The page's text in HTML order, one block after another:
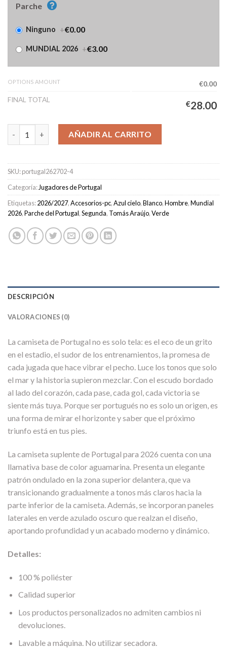
Parche
Ninguno +€0.00
MUNDIAL 2026 +€3.00
OPTIONS AMOUNT
€0.00
FINAL TOTAL
€28.00
Camiseta Portugal Segunda Equipación Hombre 2026/2027 -
AÑADIR AL CARRITO
SKU:portugal262702-4
Categoría:Jugadores de Portugal
Etiquetas:2026/2027,Accesorios-pc,Azul cielo,Blanco,Hombre,Mundial
2026,Parche del Portugal,Segunda, Tomás Araújo,Verde
DESCRIPCIÓN
VALORACIONES (0)
La camiseta de Portugal no es solo tela: es el eco de un grito
en el estadio, el sudor de los entrenamientos, la promesa de
cada jugada que hace vibrar el pecho. Luce los tonos que solo
el mar y la historia supieron mezclar. Con el escudo bordado
al lado del corazón, cada pase, cada gol, cada victoria se
siente más tuya. Porque ser portugués no es solo un origen, es
una forma de mirar el horizonte y saber que el próximo
triunfo está en tus pies.
La camiseta suplente de Portugal para 2026 cuenta con una
llamativa base de color aguamarina. Presenta un elegante
patrón ondulado en la zona superior delantera, que va
transicionando gradualmente a tonos más claros hacia la
parte inferior de la camiseta. Además, se incorporan paneles
laterales en verde azulado oscuro que realzan el diseño,
aportando profundidad y un acabado moderno y dinámico.
Detalles:
100 % poliéster
Calidad superior
Los productos personalizados no admiten cambios ni
devoluciones.
Lavable a máquina. No utilizar secadora.